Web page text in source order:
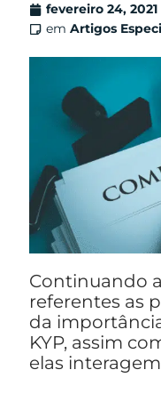
fevereiro 24, 2021
em Artigos
Continuando
referentes as
da
KYP, assim
elas